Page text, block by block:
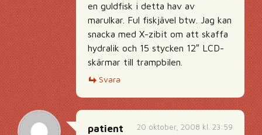
en guldfisk i detta hav av
marulkar. Ful fiskjävel btw. Jag kan
snacka med X-zibit om att skaffa
hydralik och 15 stycken 12″ LCD-
skärmar till trampbilen.
Svara
20 oktober, 2008 kl. 23:59
patient